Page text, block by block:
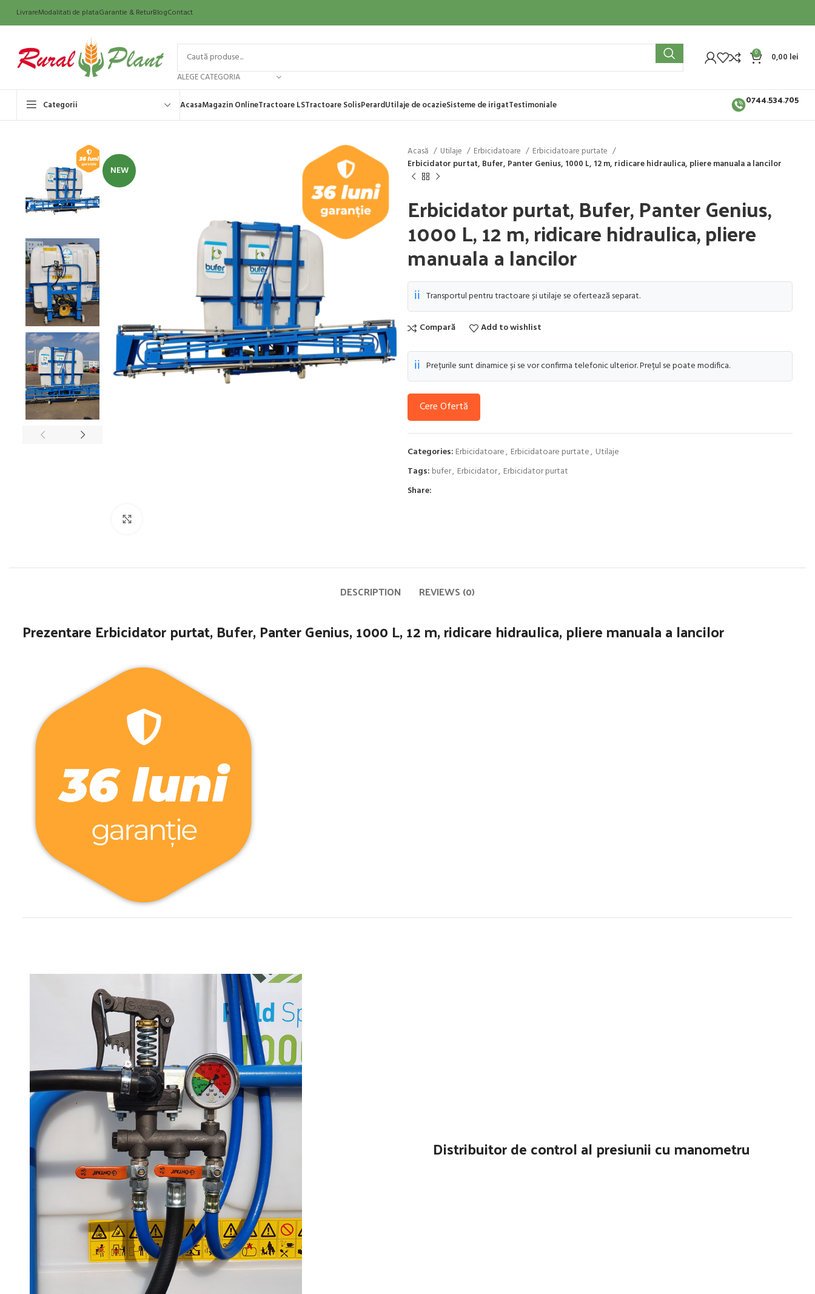
LivrareModalitati de plataGarantie & ReturBlogContact
ALEGE CATEGORIA
0 0,00 lei
Categorii AcasaMagazin OnlineTractoare LSTractoare SolisPerardUtilaje de ocazieSisteme de irigatTestimoniale 0744.534.705
NEW
Acasă Utilaje Erbicidatoare
Erbicidatoare purtate
Erbicidator purtat, Bufer, Panter Genius, 1000 L, 12 m, ridicare hidraulica, pliere manuala a lancilor
Erbicidator purtat, Bufer, Panter Genius,
1000 L, 12 m, ridicare hidraulica, pliere
manuala a lancilor
ℹ️ Transportul pentru tractoare și utilaje se ofertează separat.
Compară Add to wishlist
ℹ️ Prețurile sunt dinamice și se vor confirma telefonic ulterior. Prețul se poate modifica.
Cere Ofertă
Categories: Erbicidatoare, Erbicidatoare purtate, Utilaje
Tags: bufer, Erbicidator, Erbicidator purtat
Share:
DESCRIPTION REVIEWS (0)
Prezentare Erbicidator purtat, Bufer, Panter Genius, 1000 L, 12 m, ridicare hidraulica, pliere manuala a lancilor
Distribuitor de control al presiunii cu manometru